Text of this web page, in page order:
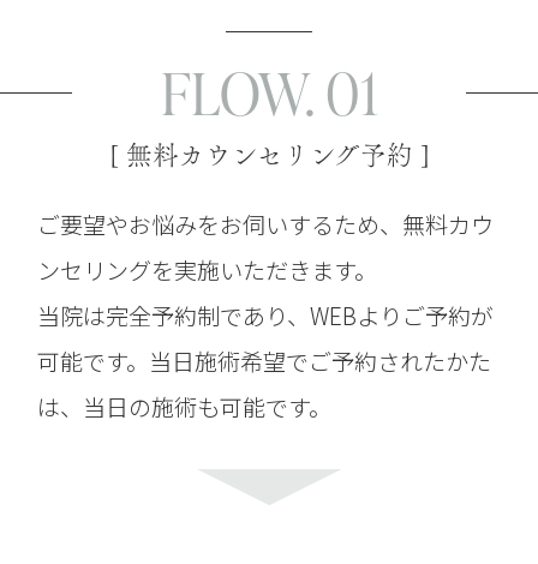
FLOW. 01
[ 無料カウンセリング予約 ]
ご要望やお悩みをお伺いするため、無料カウ
ンセリングを実施いただきます。
当院は完全予約制であり、WEBよりご予約が
可能です。当日施術希望でご予約されたかた
は、当日の施術も可能です。